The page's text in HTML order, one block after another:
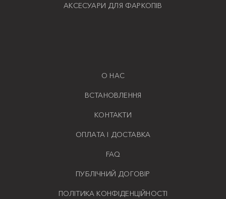
АКСЕСУАРИ ДЛЯ ФАРКОПІВ
О НАС
ВСТАНОВЛЕННЯ
КОНТАКТИ
ОПЛАТА І ДОСТАВКА
FAQ
ПУБЛІЧНИЙ ДОГОВІР
ПОЛІТИКА КОНФІДЕНЦІЙНОСТІ